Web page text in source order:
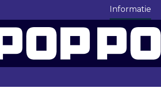
Informatie